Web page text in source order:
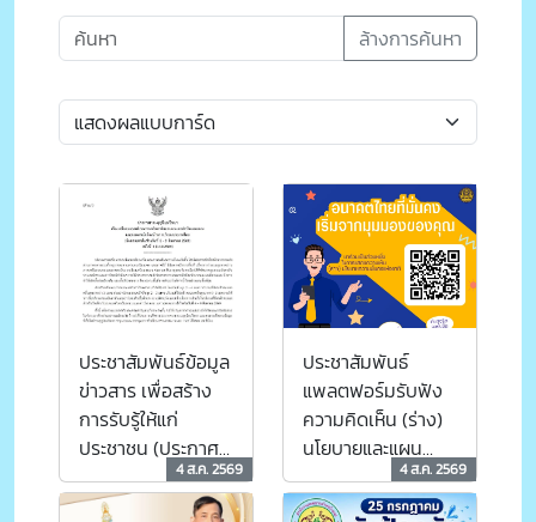
ล้างการค้นหา
ประชาสัมพันธ์ข้อมูล
ข่าวสาร เพื่อสร้าง
การรับรู้ให้แก่
ประชาชน (ประกาศ
กรมอุตุนิยมวิทยา)
4 ส.ค. 2569
ประชาสัมพันธ์
แพลตฟอร์มรับฟัง
ความคิดเห็น (ร่าง)
นโยบายและแผน
ระดับชาติว่าด้วย
ความมั่นคงแห่งชาติ
4 ส.ค. 2569